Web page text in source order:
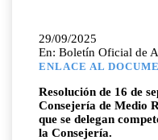
29/09/2025
En: Boletín Oficial de
ENLACE AL
Resolución de 16 de
Consejería de Medio
que se delegan
la Consejería.